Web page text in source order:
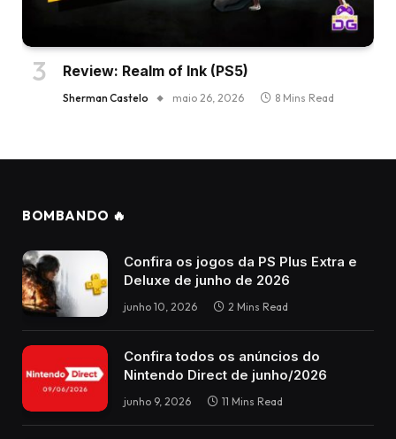
Review: Realm of Ink (PS5)
Sherman Castelo maio 26, 2026 8 Mins Read
BOMBANDO 🔥
Confira os jogos da PS Plus Extra e
Deluxe de junho de 2026
junho 10, 2026 2 Mins Read
Confira todos os anúncios do
Nintendo Direct de junho/2026
junho 9, 2026 11 Mins Read